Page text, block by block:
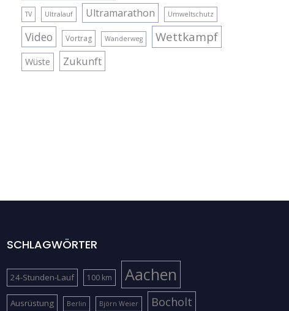
TV Ultralauf Ultramarathon Umweltschutz
Video Vortrag Wanderweg Wettkampf
Wüste Zukunft
SCHLAGWÖRTER
24-Stunden-Lauf 100 km Aachen
Ausrüstung Berlin Björn Weier Bocholt